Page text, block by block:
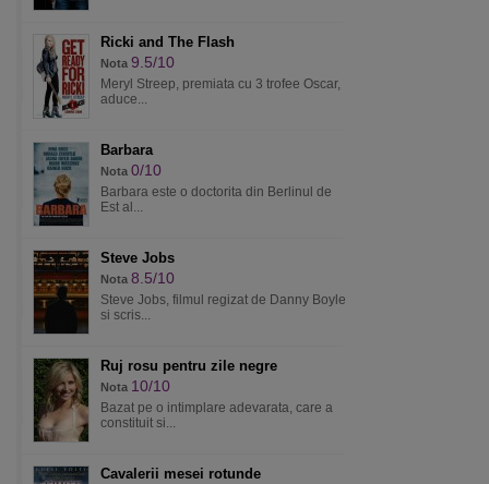
Ricki and The Flash
Nota 9.5/10
Meryl Streep, premiata cu 3 trofee Oscar,
aduce...
Barbara
Nota 0/10
Barbara este o doctorita din Berlinul de
Est al...
Steve Jobs
Nota 8.5/10
Steve Jobs, filmul regizat de Danny Boyle
si scris...
Ruj rosu pentru zile negre
Nota 10/10
Bazat pe o intimplare adevarata, care a
constituit si...
Cavalerii mesei rotunde